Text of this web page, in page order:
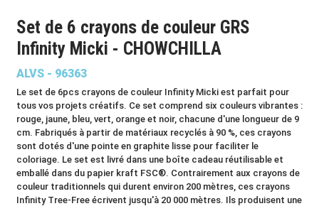
Set de 6 crayons de couleur GRS
Infinity Micki - CHOWCHILLA
ALVS - 96363
Le set de 6pcs crayons de couleur Infinity Micki est parfait pour
tous vos projets créatifs. Ce set comprend six couleurs vibrantes :
rouge, jaune, bleu, vert, orange et noir, chacune d'une longueur de 9
cm. Fabriqués à partir de matériaux recyclés à 90 %, ces crayons
sont dotés d'une pointe en graphite lisse pour faciliter le
coloriage. Le set est livré dans une boîte cadeau réutilisable et
emballé dans du papier kraft FSC®. Contrairement aux crayons de
couleur traditionnels qui durent environ 200 mètres, ces crayons
Infinity Tree-Free écrivent jusqu'à 20 000 mètres. Ils produisent une